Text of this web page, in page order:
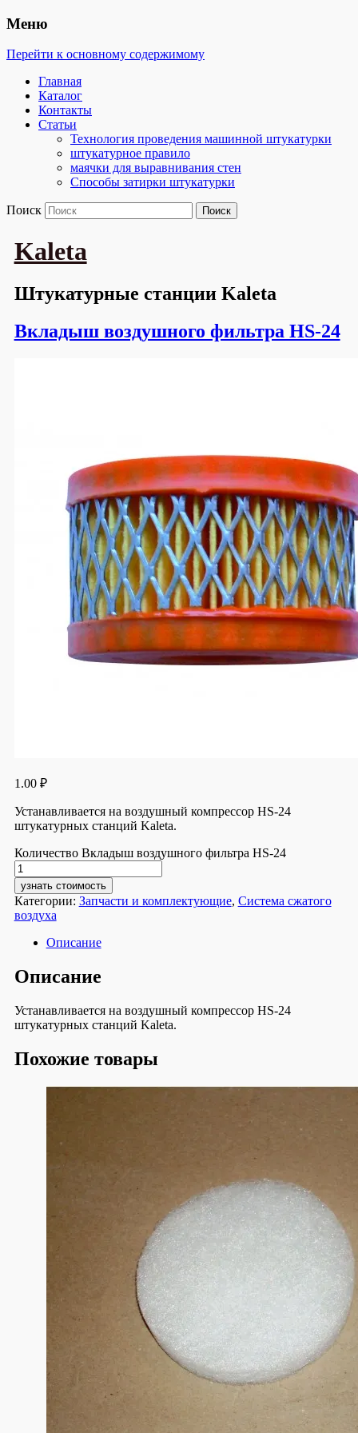
Меню
Перейти к основному содержимому
Главная
Каталог
Контакты
Статьи
Технология проведения машинной штукатурки
штукатурное правило
маячки для выравнивания стен
Способы затирки штукатурки
Поиск
Kaleta
Штукатурные станции Kaleta
Вкладыш воздушного фильтра HS-24
1.00 ₽
Устанавливается на воздушный компрессор HS-24
штукатурных станций Kaleta.
Количество Вкладыш воздушного фильтра HS-24
узнать стоимость
Категории: Запчасти и комплектующие, Система сжатого
воздуха
Описание
Описание
Устанавливается на воздушный компрессор HS-24
штукатурных станций Kaleta.
Похожие товары